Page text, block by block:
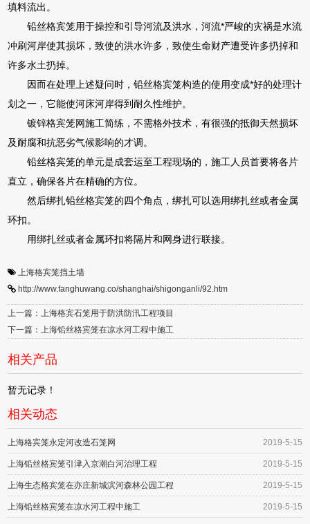
填料流出。
铅丝格宾笼用于操控和引导河流及洪水，河流*严峻的灾祸是水流
冲刷河岸使其损坏，致使的洪水许多，致使生命财产遭受许多扔掉和
许多水土扔掉。
因而在处理上述疑问时，铅丝格宾笼构造的使用变成*好的处理计
划之一，它能使河床河岸得到耐久性维护。
镀锌格宾笼网施工简练，不需格外技术，有很强的抵御天然损坏
及耐腐和抗恶劣气候影响的才调。
铅丝格宾笼的单元是成套运至工程现场的，施工人员首要将各片
直立，确保各片在精确的方位。
然后绑扎铅丝格宾笼的四个角点，绑扎可以选用绑扎丝或者金属
环扣。
用绑扎丝或者金属环扣将隔片和网身进行联接。
上海格宾笼挡土墙
http://www.fanghuwang.co/shanghai/shigonganli/92.htm
上一篇：上海格宾石笼用于防洪防汛工程项目
下一篇：上海铅丝格宾笼在凉水河工程中施工
相关产品
暂无记录！
相关动态
上海格宾笼永定河改造石笼网 2019-5-15
上海铅丝格宾笼引津入京潮白河治理工程 2019-5-15
上海生态格宾笼在亦庄新城滨河森林公园工程 2019-5-15
上海铅丝格宾笼在凉水河工程中施工 2019-5-15